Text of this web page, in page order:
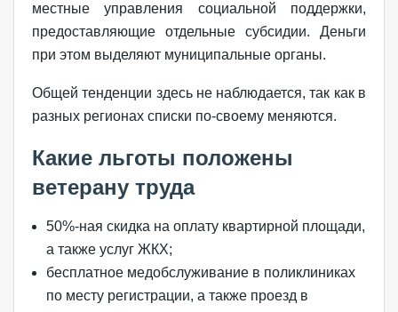
местные управления социальной поддержки,
предоставляющие отдельные субсидии. Деньги
при этом выделяют муниципальные органы.
Общей тенденции здесь не наблюдается, так как в
разных регионах списки по-своему меняются.
Какие льготы положены
ветерану труда
50%-ная скидка на оплату квартирной площади,
а также услуг ЖКХ;
бесплатное медобслуживание в поликлиниках
по месту регистрации, а также проезд в